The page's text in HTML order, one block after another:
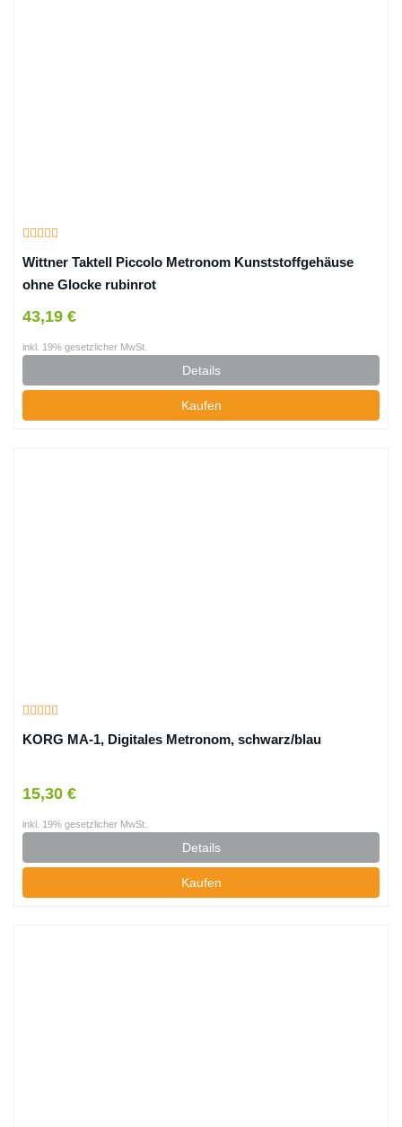
Wittner Taktell Piccolo Metronom Kunststoffgehäuse
ohne Glocke rubinrot
43,19 €
inkl. 19% gesetzlicher MwSt.
Details
Kaufen
KORG MA-1, Digitales Metronom, schwarz/blau
15,30 €
inkl. 19% gesetzlicher MwSt.
Details
Kaufen